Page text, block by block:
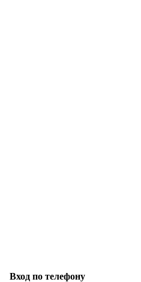
Вход по телефону